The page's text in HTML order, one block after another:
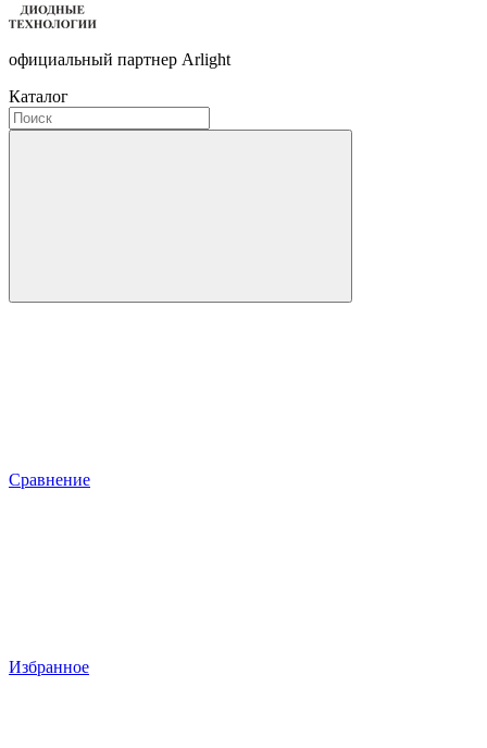
официальный партнер Arlight
Каталог
Сравнение
Избранное